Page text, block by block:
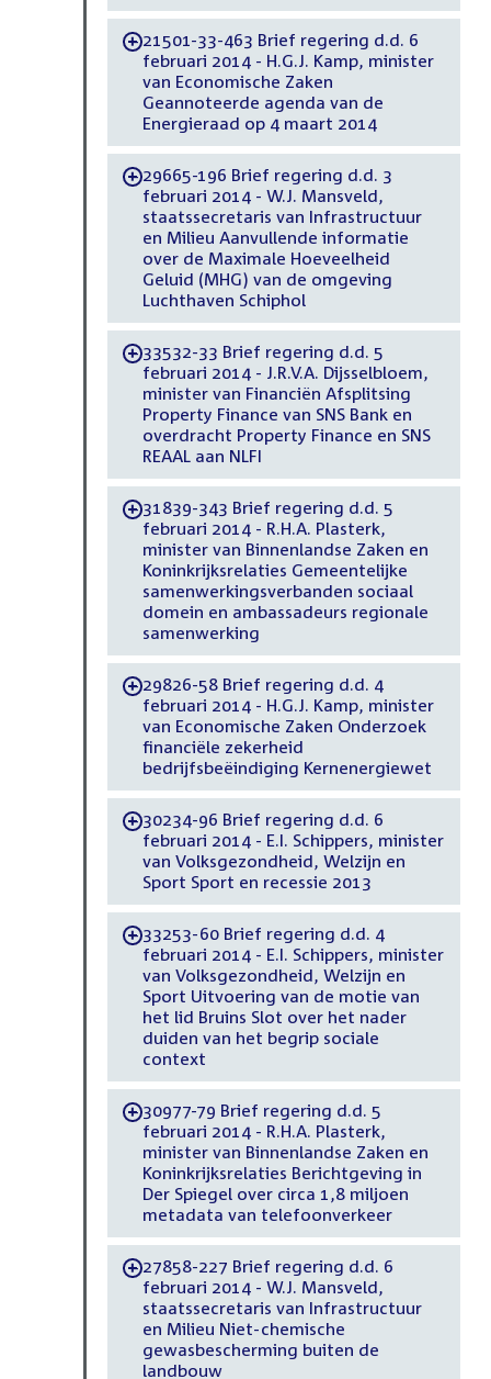
-21501-33-463 Brief regering d.d. 6
februari 2014 - H.G.J. Kamp, minister
van Economische Zaken
Geannoteerde agenda van de
Energieraad op 4 maart 2014
-29665-196 Brief regering d.d. 3
februari 2014 - W.J. Mansveld,
staatssecretaris van Infrastructuur
en Milieu Aanvullende informatie
over de Maximale Hoeveelheid
Geluid (MHG) van de omgeving
Luchthaven Schiphol
-33532-33 Brief regering d.d. 5
februari 2014 - J.R.V.A. Dijsselbloem,
minister van Financiën Afsplitsing
Property Finance van SNS Bank en
overdracht Property Finance en SNS
REAAL aan NLFI
-31839-343 Brief regering d.d. 5
februari 2014 - R.H.A. Plasterk,
minister van Binnenlandse Zaken en
Koninkrijksrelaties Gemeentelijke
samenwerkingsverbanden sociaal
domein en ambassadeurs regionale
samenwerking
-29826-58 Brief regering d.d. 4
februari 2014 - H.G.J. Kamp, minister
van Economische Zaken Onderzoek
financiële zekerheid
bedrijfsbeëindiging Kernenergiewet
-30234-96 Brief regering d.d. 6
februari 2014 - E.I. Schippers, minister
van Volksgezondheid, Welzijn en
Sport Sport en recessie 2013
-33253-60 Brief regering d.d. 4
februari 2014 - E.I. Schippers, minister
van Volksgezondheid, Welzijn en
Sport Uitvoering van de motie van
het lid Bruins Slot over het nader
duiden van het begrip sociale
context
-30977-79 Brief regering d.d. 5
februari 2014 - R.H.A. Plasterk,
minister van Binnenlandse Zaken en
Koninkrijksrelaties Berichtgeving in
Der Spiegel over circa 1,8 miljoen
metadata van telefoonverkeer
-27858-227 Brief regering d.d. 6
februari 2014 - W.J. Mansveld,
staatssecretaris van Infrastructuur
en Milieu Niet-chemische
gewasbescherming buiten de
landbouw